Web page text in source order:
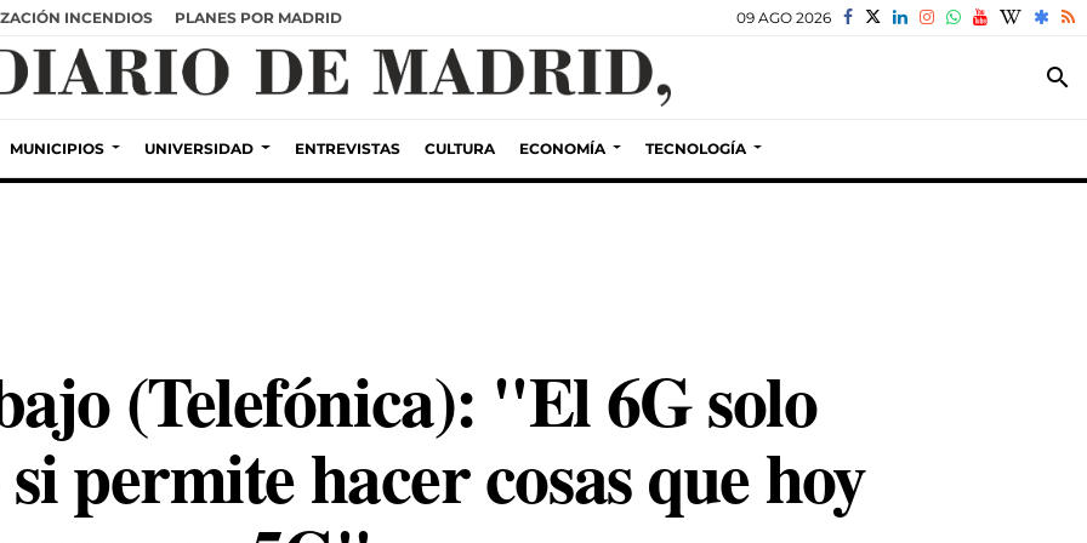
INCENDIOS PLANES POR MADRID 09 AGO 2026
search
MUNICIPIOS UNIVERSIDAD ENTREVISTAS CULTURA ECONOMÍA TECNOLOGÍA
(Telefónica): "El 6G solo
permite hacer cosas que hoy